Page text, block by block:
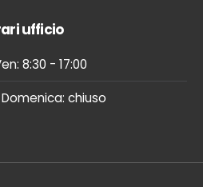
ufficio
8:30 - 17:00
chiuso